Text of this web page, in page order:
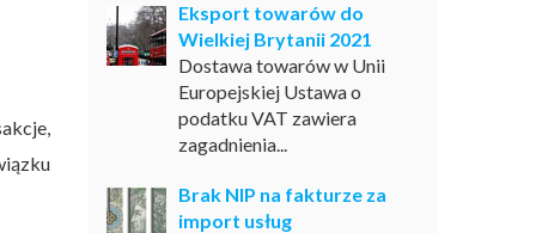
Eksport towarów do
Wielkiej Brytanii 2021
Dostawa towarów w Unii
Europejskiej Ustawa o
podatku VAT zawiera
zagadnienia...
Brak NIP na fakturze za
import usług